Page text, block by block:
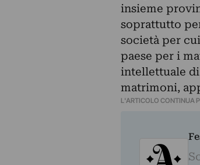
insieme
soprattutto
società per
paese per i
intellettuale
matrimoni,
L'ARTICOLO CONTINUA